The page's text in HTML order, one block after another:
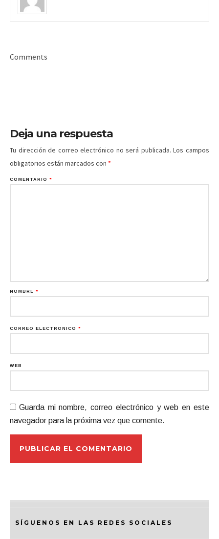
Comments
Deja una respuesta
Tu dirección de correo electrónico no será publicada. Los campos
obligatorios están marcados con *
COMENTARIO *
NOMBRE *
CORREO ELECTRÓNICO *
WEB
Guarda mi nombre, correo electrónico y web en este
navegador para la próxima vez que comente.
SÍGUENOS EN LAS REDES SOCIALES